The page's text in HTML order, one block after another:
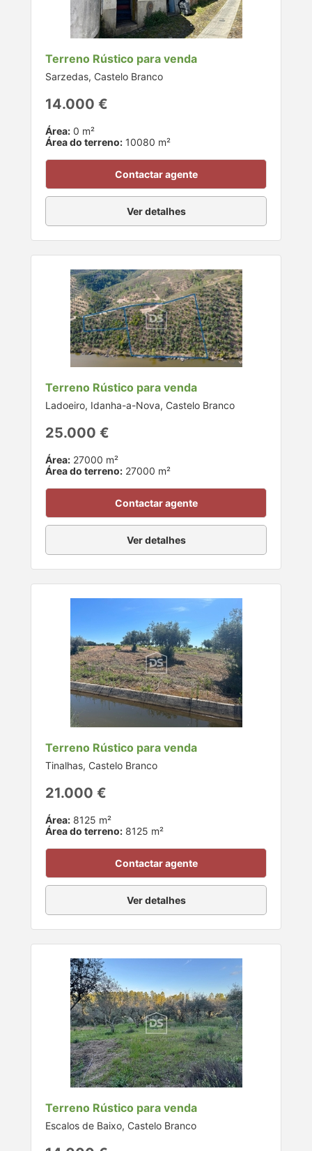
Terreno Rústico para venda
Sarzedas, Castelo Branco
14.000 €
Área: 0 m²
Área do terreno: 10080 m²
Contactar agente
Ver detalhes
Terreno Rústico para venda
Ladoeiro, Idanha-a-Nova, Castelo Branco
25.000 €
Área: 27000 m²
Área do terreno: 27000 m²
Contactar agente
Ver detalhes
Terreno Rústico para venda
Tinalhas, Castelo Branco
21.000 €
Área: 8125 m²
Área do terreno: 8125 m²
Contactar agente
Ver detalhes
Terreno Rústico para venda
Escalos de Baixo, Castelo Branco